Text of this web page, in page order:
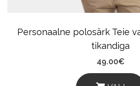
The
Page
Personaalne polosärk Teie
tikandiga
49.00€